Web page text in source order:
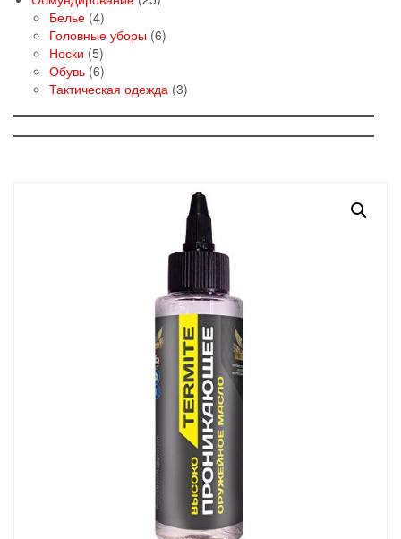
Белье 44
товара
Головные уборы 66
Носки 55
товаров
Обувь 66
товаров
Тактическая одежда 33